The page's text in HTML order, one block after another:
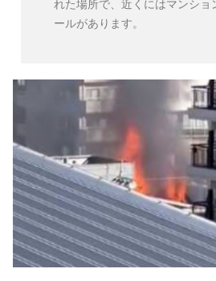
れた場所で、近くにはマンショ
ールがあります。